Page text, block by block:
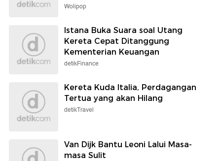
Wolipop
Istana Buka Suara soal Utang
Kereta Cepat Ditanggung
Kementerian Keuangan
detikFinance
Kereta Kuda Italia, Perdagangan
Tertua yang akan Hilang
detikTravel
Van Dijk Bantu Leoni Lalui Masa-
masa Sulit